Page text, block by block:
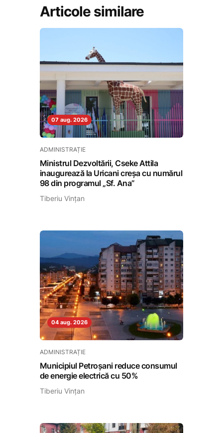
Articole similare
07 aug. 2026
ADMINISTRAȚIE
Ministrul Dezvoltării, Cseke Attila
inaugurează la Uricani creșa cu numărul
98 din programul „Sf. Ana”
Tiberiu Vințan
04 aug. 2026
ADMINISTRAȚIE
Municipiul Petroșani reduce consumul
de energie electrică cu 50%
Tiberiu Vințan